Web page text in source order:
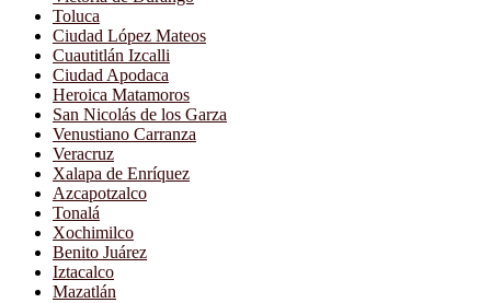
Toluca
Ciudad López Mateos
Cuautitlán Izcalli
Ciudad Apodaca
Heroica Matamoros
San Nicolás de los Garza
Venustiano Carranza
Veracruz
Xalapa de Enríquez
Azcapotzalco
Tonalá
Xochimilco
Benito Juárez
Iztacalco
Mazatlán